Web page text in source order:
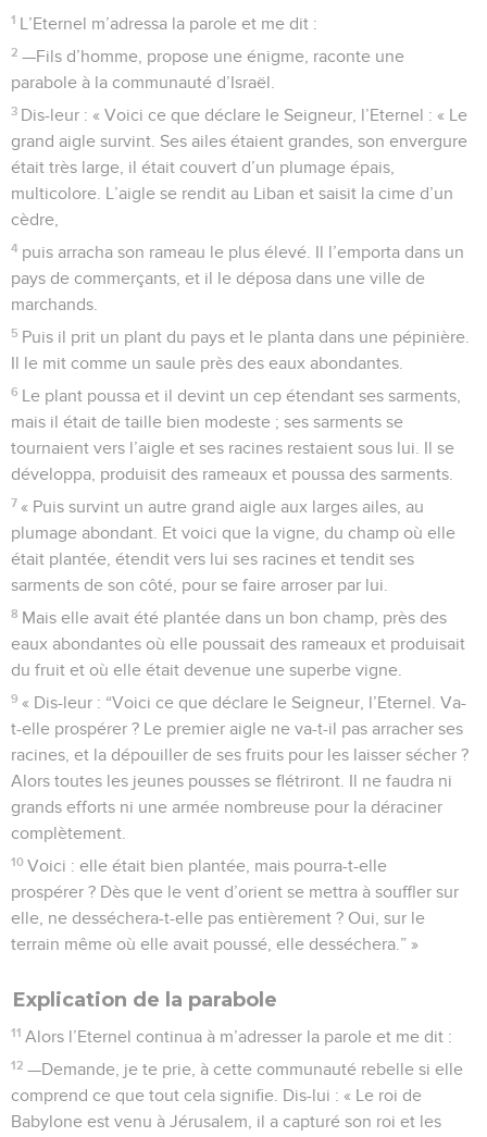
1 L’Eternel m’adressa la parole et me dit :
2 —Fils d’homme, propose une énigme, raconte une
parabole à la communauté d’Israël.
3 Dis-leur : « Voici ce que déclare le Seigneur, l’Eternel : « Le
grand aigle survint. Ses ailes étaient grandes, son envergure
était très large, il était couvert d’un plumage épais,
multicolore. L’aigle se rendit au Liban et saisit la cime d’un
cèdre,
4 puis arracha son rameau le plus élevé. Il l’emporta dans un
pays de commerçants, et il le déposa dans une ville de
marchands.
5 Puis il prit un plant du pays et le planta dans une pépinière.
Il le mit comme un saule près des eaux abondantes.
6 Le plant poussa et il devint un cep étendant ses sarments,
mais il était de taille bien modeste ; ses sarments se
tournaient vers l’aigle et ses racines restaient sous lui. Il se
développa, produisit des rameaux et poussa des sarments.
7 « Puis survint un autre grand aigle aux larges ailes, au
plumage abondant. Et voici que la vigne, du champ où elle
était plantée, étendit vers lui ses racines et tendit ses
sarments de son côté, pour se faire arroser par lui.
8 Mais elle avait été plantée dans un bon champ, près des
eaux abondantes où elle poussait des rameaux et produisait
du fruit et où elle était devenue une superbe vigne.
9 « Dis-leur : “Voici ce que déclare le Seigneur, l’Eternel. Va-
t-elle prospérer ? Le premier aigle ne va-t-il pas arracher ses
racines, et la dépouiller de ses fruits pour les laisser sécher ?
Alors toutes les jeunes pousses se flétriront. Il ne faudra ni
grands efforts ni une armée nombreuse pour la déraciner
complètement.
10 Voici : elle était bien plantée, mais pourra-t-elle
prospérer ? Dès que le vent d’orient se mettra à souffler sur
elle, ne desséchera-t-elle pas entièrement ? Oui, sur le
terrain même où elle avait poussé, elle desséchera.” »
Explication de la parabole
11 Alors l’Eternel continua à m’adresser la parole et me dit :
12 —Demande, je te prie, à cette communauté rebelle si elle
comprend ce que tout cela signifie. Dis-lui : « Le roi de
Babylone est venu à Jérusalem, il a capturé son roi et les